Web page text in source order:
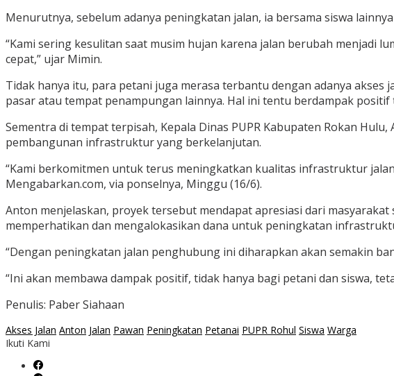
Menurutnya, sebelum adanya peningkatan jalan, ia bersama siswa
“Kami sering kesulitan saat musim hujan karena jalan berubah menjadi
cepat,” ujar Mimin.
Tidak hanya itu, para petani juga merasa terbantu dengan adanya
pasar atau tempat penampungan lainnya. Hal ini tentu berdampak
Sementra di tempat terpisah, Kepala Dinas PUPR Kabupaten Rokan
pembangunan infrastruktur yang berkelanjutan.
“Kami berkomitmen untuk terus meningkatkan kualitas infrastruktur
Mengabarkan.com, via ponselnya, Minggu (16/6).
Anton menjelaskan, proyek tersebut mendapat apresiasi dari
memperhatikan dan mengalokasikan dana untuk peningkatan
“Dengan peningkatan jalan penghubung ini diharapkan akan semakin
“Ini akan membawa dampak positif, tidak hanya bagi petani dan siswa,
Penulis: Paber Siahaan
Akses Jalan Anton Jalan Pawan Peningkatan Petanai PUPR Rohul Siswa Warga
Ikuti Kami